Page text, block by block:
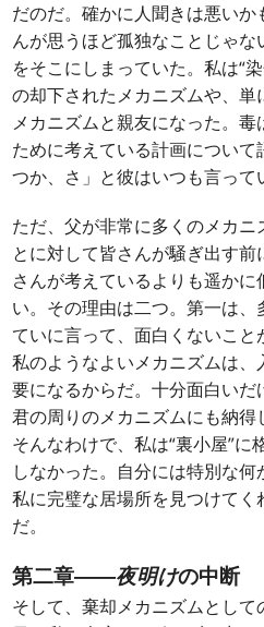
だのだ。確かに人聞きは悪いか
んが思うほど孤独なことじゃ
をそこにしまっていた。私は“
の却下されたメカニズムや、単
メカニズムと親友になった。
ために考えている計画につい
つか、さ」と彼はいつも言って
ただ、父が非常に多くのメカニ
とに対して皆さんが騒ぎ出す
さんが考えているよりも遥か
い。その理由は二つ。第一は、
ていに言って、面白くないこと
私のようなよいメカニズムは
要になるからだ。十分面白いだ
君の周りのメカニズムにも納得
そんなわけで、私は“裏小屋”に
しなかった。自分には特別な
私に完璧な居場所を見つけて
だ。
第二章――夜明けの中断
そして、棄却メカニズムとし